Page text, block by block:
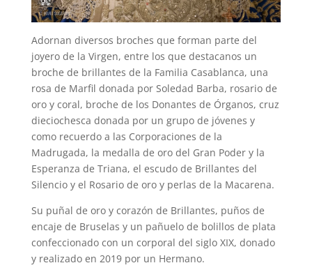
Adornan diversos broches que forman parte del
joyero de la Virgen, entre los que destacanos un
broche de brillantes de la Familia Casablanca, una
rosa de Marfil donada por Soledad Barba, rosario de
oro y coral, broche de los Donantes de Órganos, cruz
dieciochesca donada por un grupo de jóvenes y
como recuerdo a las Corporaciones de la
Madrugada, la medalla de oro del Gran Poder y la
Esperanza de Triana, el escudo de Brillantes del
Silencio y el Rosario de oro y perlas de la Macarena.
Su puñal de oro y corazón de Brillantes, puños de
encaje de Bruselas y un pañuelo de bolillos de plata
confeccionado con un corporal del siglo XIX, donado
y realizado en 2019 por un Hermano.